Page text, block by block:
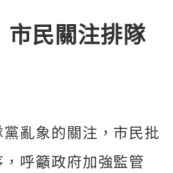
民關注排隊
亂象的關注，市民批
呼籲政府加強監管